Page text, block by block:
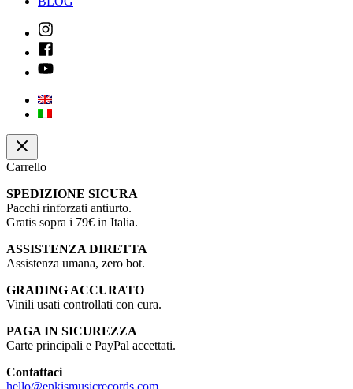
Carrello
SPEDIZIONE SICURA
Pacchi rinforzati antiurto.
Gratis sopra i 79€ in Italia.
ASSISTENZA DIRETTA
Assistenza umana, zero bot.
GRADING ACCURATO
Vinili usati controllati con cura.
PAGA IN SICUREZZA
Carte principali e PayPal accettati.
Contattaci
hello@enkismusicrecords.com